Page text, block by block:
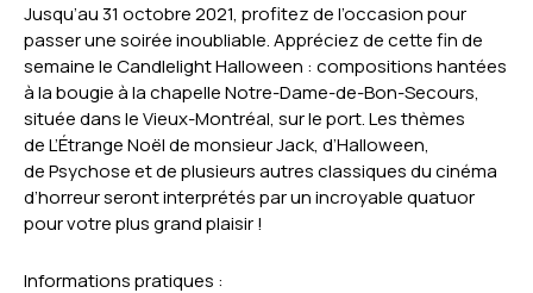
Jusqu’au 31 octobre 2021, profitez de l’occasion pour
passer une soirée inoubliable. Appréciez de cette fin de
semaine le Candlelight Halloween : compositions hantées
à la bougie à la chapelle Notre-Dame-de-Bon-Secours,
située dans le Vieux-Montréal, sur le port. Les thèmes
de L’Étrange Noël de monsieur Jack, d’Halloween,
de Psychose et de plusieurs autres classiques du cinéma
d’horreur seront interprétés par un incroyable quatuor
pour votre plus grand plaisir !
Informations pratiques :